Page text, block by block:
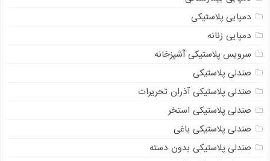
دمپایی پلاستیکی
دمپایی زنانه
سرویس پلاستیکی آشپزخانه
صندلی پلاستیکی
صندلی پلاستیکی آذران تحریرات
صندلی پلاستیکی استخر
صندلی پلاستیکی باغی
صندلی پلاستیکی بدون دسته